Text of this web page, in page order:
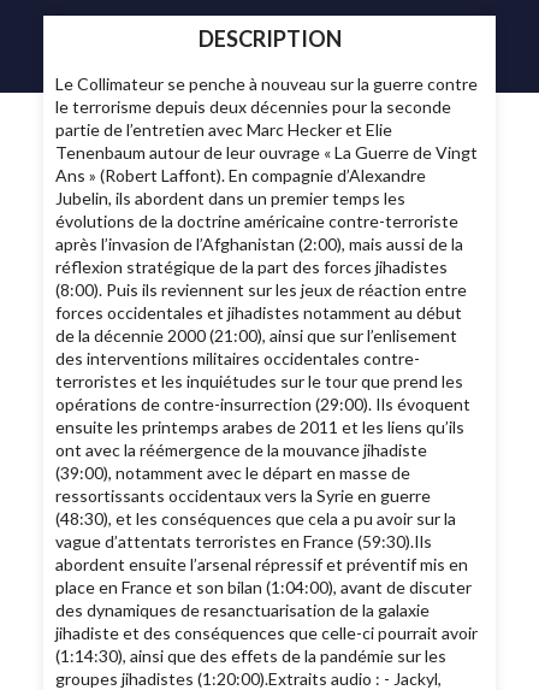
DESCRIPTION
Le Collimateur se penche à nouveau sur la guerre contre
le terrorisme depuis deux décennies pour la seconde
partie de l’entretien avec Marc Hecker et Elie
Tenenbaum autour de leur ouvrage « La Guerre de Vingt
Ans » (Robert Laffont). En compagnie d’Alexandre
Jubelin, ils abordent dans un premier temps les
évolutions de la doctrine américaine contre-terroriste
après l’invasion de l’Afghanistan (2:00), mais aussi de la
réflexion stratégique de la part des forces jihadistes
(8:00). Puis ils reviennent sur les jeux de réaction entre
forces occidentales et jihadistes notamment au début
de la décennie 2000 (21:00), ainsi que sur l’enlisement
des interventions militaires occidentales contre-
terroristes et les inquiétudes sur le tour que prend les
opérations de contre-insurrection (29:00). Ils évoquent
ensuite les printemps arabes de 2011 et les liens qu’ils
ont avec la réémergence de la mouvance jihadiste
(39:00), notamment avec le départ en masse de
ressortissants occidentaux vers la Syrie en guerre
(48:30), et les conséquences que cela a pu avoir sur la
vague d’attentats terroristes en France (59:30).Ils
abordent ensuite l’arsenal répressif et préventif mis en
place en France et son bilan (1:04:00), avant de discuter
des dynamiques de resanctuarisation de la galaxie
jihadiste et des conséquences que celle-ci pourrait avoir
(1:14:30), ainsi que des effets de la pandémie sur les
groupes jihadistes (1:20:00).Extraits audio : - Jackyl,